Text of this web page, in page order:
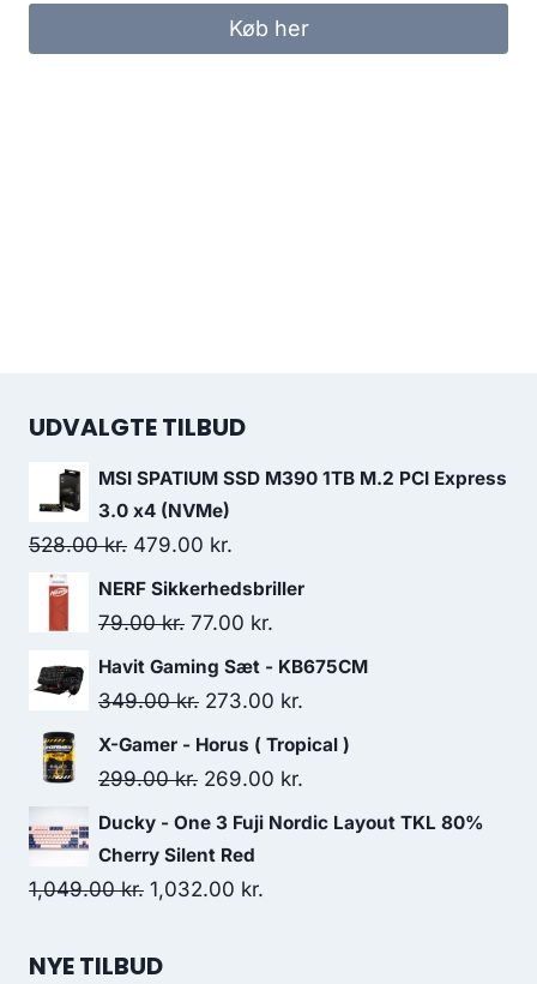
249.00 kr..
Køb her
UDVALGTE TILBUD
MSI SPATIUM SSD M390 1TB M.2 PCI Express
3.0 x4 (NVMe)
528.00kr. Original
price
was:
479.00 kr.
price
is:
NERF Sikkerhedsbriller
79.00kr. Original
price
was:
77.00 kr.
price
is:
Havit Gaming Sæt - KB675CM
349.00kr. Original
price
was:
273.00 kr.
price
X-Gamer - Horus ( Tropical )
299.00kr. Original
price
was:
299.00 kr..
269.00 kr.
price
Ducky - One 3 Fuji Nordic Layout TKL 80%
Cherry Silent Red
1,049.00kr. Original
was:
1,032.00 kr.
NYE TILBUD